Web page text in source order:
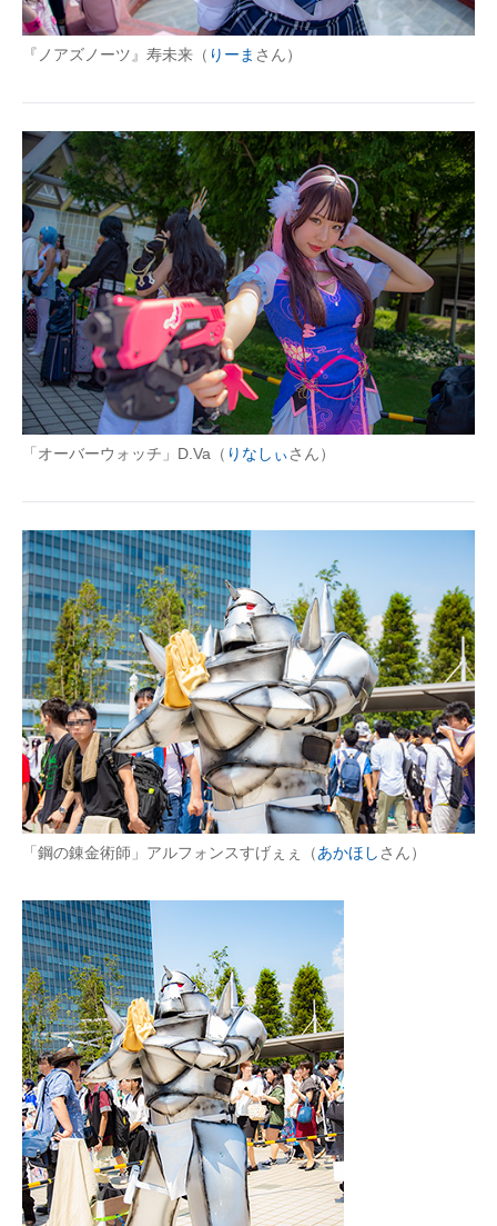
『ノアズノーツ』寿未来（ りーま さん）
「オーバーウォッチ」D.Va（ りなしぃさん）
「鋼の錬金術師」アルフォンスすげぇぇ（あかほし さん）